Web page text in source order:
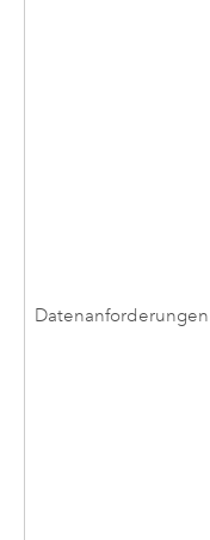
Datenanforderungen